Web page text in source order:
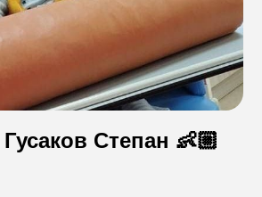
Контакты
Пожертвовать
Степан 👶🏼